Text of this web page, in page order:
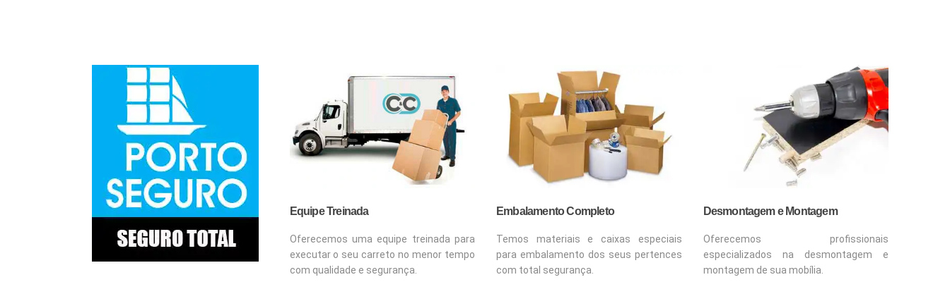
Equipe Treinada
Oferecemos uma equipe treinada para
executar o seu carreto no menor tempo
com qualidade e segurança.
Embalamento Completo
Temos materiais e caixas especiais
para embalamento dos seus pertences
com total segurança.
Desmontagem e Montagem
Oferecemos profissionais
especializados na desmontagem e
montagem de sua mobília.